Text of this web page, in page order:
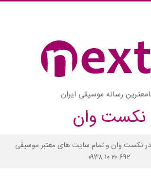
رسانه موسیقی ایران
نکست وان
نکست وان و تمام سایت های معتبر موسیقی
۰۹۳۸ ۱۰ ۲۰ ۶۹۲